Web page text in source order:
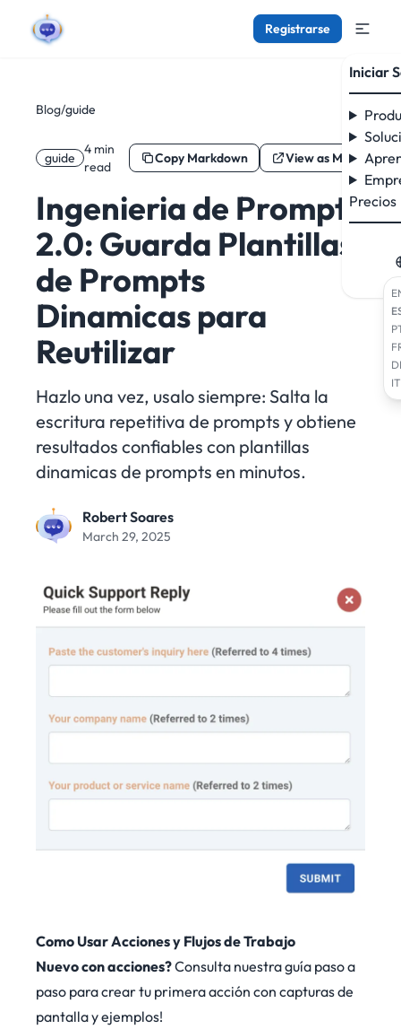
Registrarse
Iniciar
Precios
IT
Blog/guide
guide
4 min
read
Copy Markdown View as Markdown
Ingenieria de Prompts
2.0: Guarda Plantillas
de Prompts
Dinamicas para
Reutilizar
Hazlo una vez, usalo siempre: Salta la
escritura repetitiva de prompts y obtiene
resultados confiables con plantillas
dinamicas de prompts en minutos.
Robert Soares
March 29, 2025
Como Usar Acciones y Flujos de Trabajo
Nuevo con acciones?Consulta nuestraguía paso a
paso para crear tu primera acción con capturas de
pantalla y ejemplos!